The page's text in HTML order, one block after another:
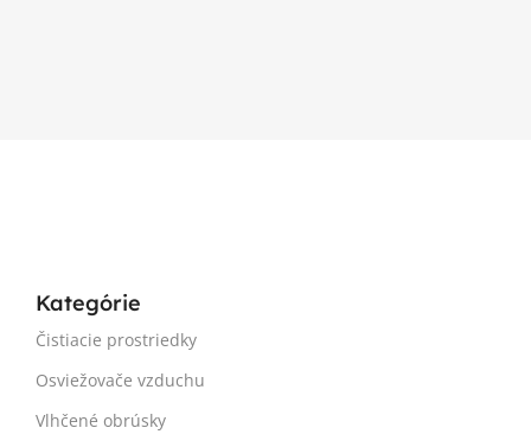
Kategórie
Čistiacie prostriedky
Osviežovače vzduchu
Vlhčené obrúsky